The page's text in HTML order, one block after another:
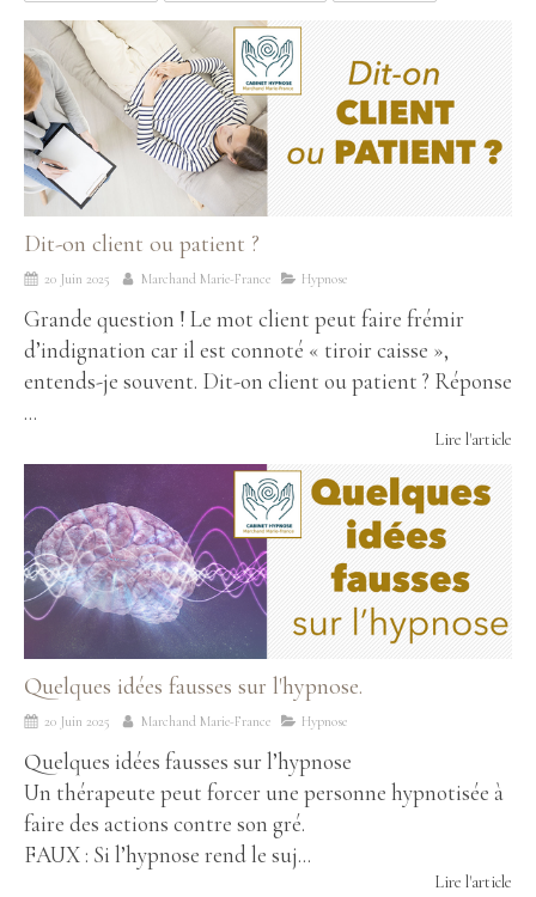
Dit-on client ou patient ?
20 Juin 2025 Marchand Marie-France Hypnose
Grande question ! Le mot client peut faire frémir
d’indignation car il est connoté « tiroir caisse »,
entends-je souvent. Dit-on client ou patient ? Réponse
...
Lire l'article
Quelques idées fausses sur l'hypnose.
20 Juin 2025 Marchand Marie-France Hypnose
Quelques idées fausses sur l’hypnose
Un thérapeute peut forcer une personne hypnotisée à
faire des actions contre son gré.
FAUX : Si l’hypnose rend le suj...
Lire l'article